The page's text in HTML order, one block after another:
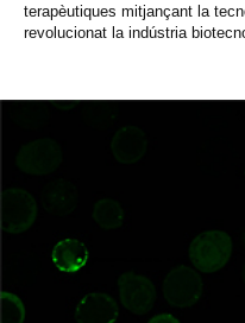
terapèutiques mitjançant la
revolucionat la indústria